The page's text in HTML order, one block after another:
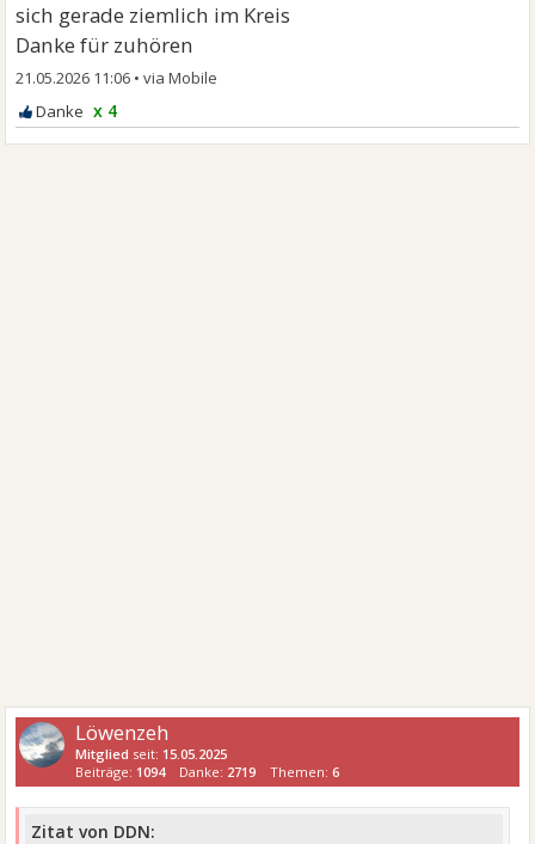
sich gerade ziemlich im Kreis
Danke für zuhören
21.05.2026 11:06 •
x 4
Löwenzeh
Mitglied seit: 15.05.2025
Beiträge: 1094 Danke: 2719 Themen:6
Zitat von DDN: